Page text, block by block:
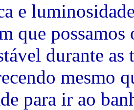
e
que
durante as
mesmo
para ir ao